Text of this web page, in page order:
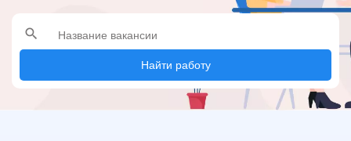
search
Найти работу